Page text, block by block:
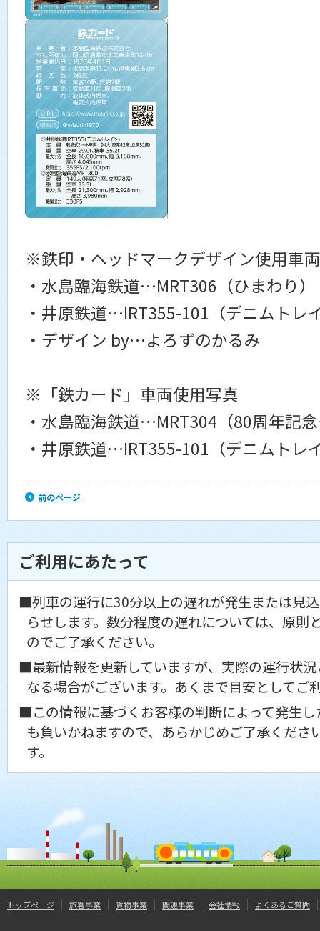
※鉄印・ヘッドマークデザイン使用車両
・水島臨海鉄道…MRT306（ひまわり）
・井原鉄道…IRT355-101（デニムトレ
・デザイン by…よろずのかるみ
※「鉄カード」車両使用写真
・水島臨海鉄道…MRT304（80周年記
・井原鉄道…IRT355-101（デニムトレ
前のページ
ご利用にあたって
■列車の運行に30分以上の遅れが発生または見
らせします。数分程度の遅れについては、原則
のでご了承ください。
■最新情報を更新していますが、実際の運行状
なる場合がございます。あくまで目安としてご
■この情報に基づくお客様の判断によって発生
も負いかねますので、あらかじめご了承くださ
す。
トップページ 旅客事業 貨物事業 関連事業 会社情報 よくあるご質問